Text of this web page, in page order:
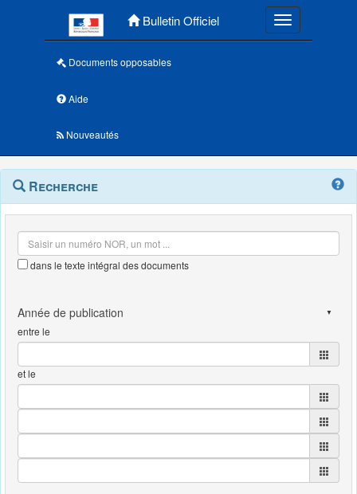
Bulletin Officiel Toggle
Documents opposables
Aide
Nouveautés
Navigation
outils
Menu
contextuel
Recherche
dans le texte intégral des documents
entre le
et le